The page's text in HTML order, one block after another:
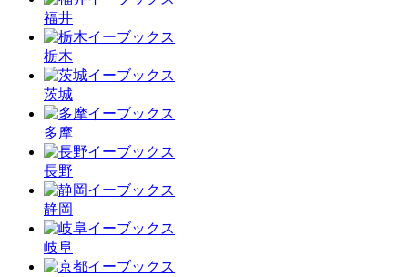
福井
栃木
茨城
多摩
長野
静岡
岐阜